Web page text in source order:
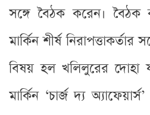
সঙ্গে বৈঠক করেন।
মার্কিন শীর্ষ
বিষয় হল খলিলুরের দোহা
মার্কিন ‘চার্জ দ্য